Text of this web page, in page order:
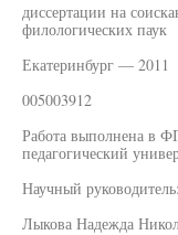
диссертации на
филологических паук
Екатеринбург — 2011
005003912
Работа выполнена в
педагогический
Научный
Лыкова Надежда